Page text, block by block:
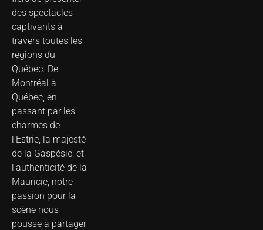
des spectacles
captivants à
travers toutes les
régions du
Québec. De
Montréal à
Québec, en
passant par les
charmes de
l’Estrie, la majesté
de la Gaspésie, et
l’authenticité de la
Mauricie, notre
passion pour la
scène nous
pousse à partager